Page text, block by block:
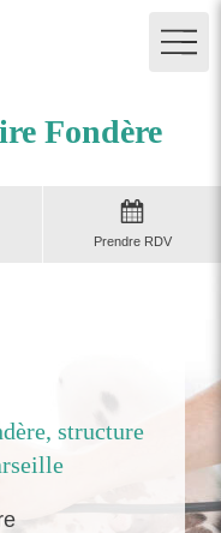
Fondère
Prendre RDV
structure